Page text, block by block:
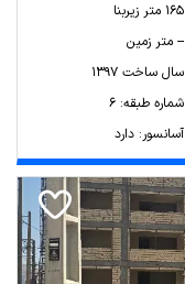
165 متر زیربنا
-- متر زمین
سال ساخت 1397
شماره طبقه: 6
آسانسور: دارد